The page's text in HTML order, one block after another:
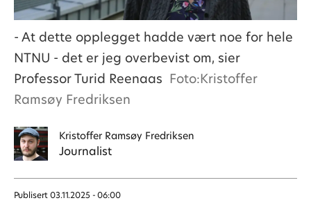
- At dette opplegget hadde vært noe for hele
NTNU - det er jeg overbevist om, sier
Professor Turid Reenaas Foto:Kristoffer
Ramsøy Fredriksen
Kristoffer Ramsøy Fredriksen
Journalist
Publisert 03.11.2025 - 06:00